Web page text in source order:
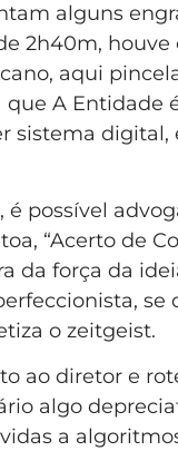
alguns
2h40m, houve
aqui
A Entidade
sistema digital,
possível
“Acerto de
da força da
se
o zeitgeist.
ao diretor e
algo
a